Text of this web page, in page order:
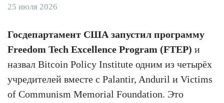
25 июля 2026
Госдепартамент США запустил программу
Freedom Tech Excellence Program (FTEP) и
назвал Bitcoin Policy Institute одним из четырёх
учредителей вместе с Palantir, Anduril и Victims
of Communism Memorial Foundation. Это